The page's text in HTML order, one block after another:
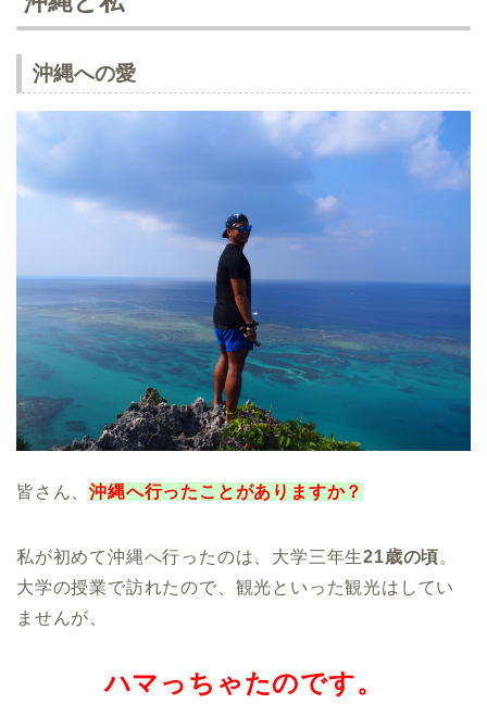
沖縄への愛
皆さん、沖縄へ行ったことがありますか？
私が初めて沖縄へ行ったのは、大学三年生21歳の頃。
大学の授業で訪れたので、観光といった観光はしてい
ませんが、
ハマっちゃたのです。